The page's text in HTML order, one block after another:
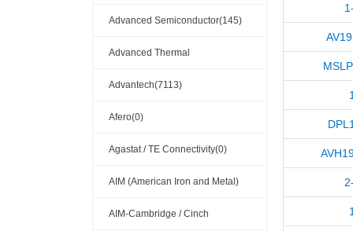
Advanced Semiconductor(145)
Advanced Thermal
Solutions(110404)
Advantech(7113)
Afero(0)
Agastat / TE Connectivity(0)
AIM (American Iron and Metal)
(209)
AIM-Cambridge / Cinch